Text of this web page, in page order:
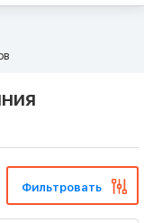
Фильтровать